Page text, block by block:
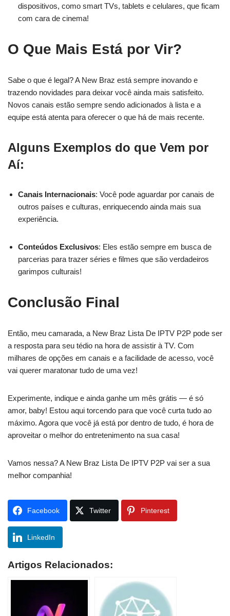
dispositivos, como smart TVs, tablets e celulares, que ficam
com cara de cinema!
O Que Mais Está por Vir?
Sabe o que é legal? A New Braz está sempre inovando e
trazendo novidades para deixar você ainda mais satisfeito.
Novos canais estão sempre sendo adicionados à lista e a
equipe está atenta para oferecer o que há de mais recente.
Alguns Exemplos do que Vem por
Aí:
Canais Internacionais: Você pode aguardar por canais de
outros países e culturas, enriquecendo ainda mais sua
experiência.
Conteúdos Exclusivos: Eles estão sempre em busca de
parcerias para trazer séries e filmes que são verdadeiros
garimpos culturais!
Conclusão Final
Então, meu camarada, a New Braz Lista De IPTV P2P pode ser
a resposta para seu tédio na hora de assistir à TV. Com
milhares de opções em canais e a facilidade de acesso, você
vai querer maratonar tudo de uma vez!
Experimente, indique e ainda ganhe um mês grátis — é só
amor, baby! Estou aqui torcendo para que você curta tudo ao
máximo. Agora que você já está por dentro de tudo, é hora de
aproveitar o melhor do entretenimento na sua casa!
Vamos nessa? A New Braz Lista De IPTV P2P vai ser a sua
melhor companhia!
Facebook Twitter Pinterest
LinkedIn
Artigos Relacionados: